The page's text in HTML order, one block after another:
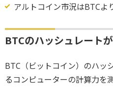
アルトコイン市況はBTCよ
BTCのハッシュレート
BTC（ビットコイン）のハッ
るコンピューターの計算力を